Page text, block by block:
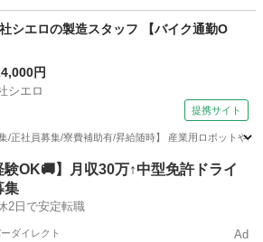
シエロの製造スタッフ 【バイク通勤O
円
シエロ
提携サイト
/正社員募集/寮費補助有/昇給随時】 産業用ロボットや
験OK🚚】月収30万↑中型免許ドライ
集
2日で安定転職
ダイレクト Ad